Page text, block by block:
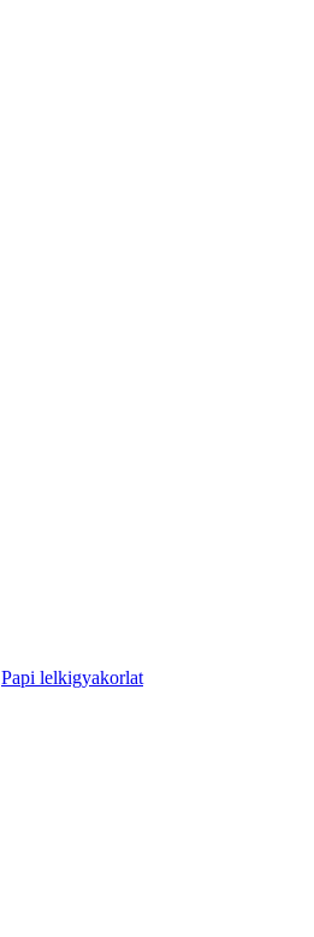
Papi lelkigyakorlat